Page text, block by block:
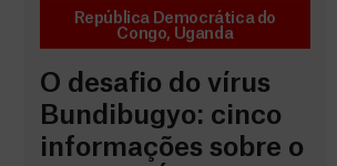
República Democrática do
Congo, Uganda
O desafio do vírus
Bundibugyo: cinco
informações sobre o